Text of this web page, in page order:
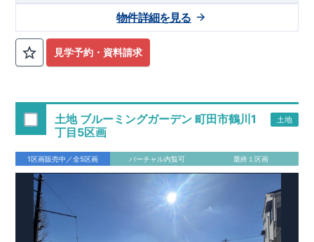
TEL:098-860-2201（火・水曜日定休日、年末年始休み）
■オプションではありません！全棟標準搭載
ム・ガス衣類乾燥機・食洗器・宅配ボックス・玄関電子キー・
成材にヒノキを使用しております！
■長期優良住宅もっと詳しく
「いい家を作って、きちんと手
7つの厳しい技術基準をクリアした物件だけが認定を受けられる
長期優良住宅。
長期優良住宅として認定を受けるためには、国が定めた下記7つ
の技術基準をクリアする必要があります。東栄住宅は全棟でク
リア！①耐震性②劣化対策③維持管理性④住戸面積⑤省エネル
ギー性⑥居住環境⑦維持保全管理
そのほかの魅力として、住宅ローン金利優遇、固定資産税の減
税、中古市場での売却時にも有利です。
住宅性能評価ダブル
取得
「設計」と「建設」のダブルで性
見学予約・資料請求
物件詳細を見る
土地 ブルーミングガーデン 町田市鶴川1
丁目5区画
土地
1区画販売中／全5区画 バーチャル内覧可 最終１区画